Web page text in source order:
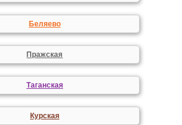
Беляево
Пражская
Таганская
Курская